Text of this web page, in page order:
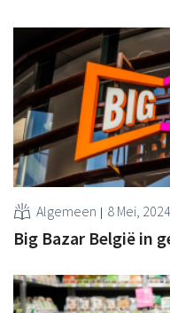
Algemeen 8 Mei, 2024
Big Bazar België in